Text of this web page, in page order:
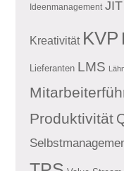
Ideenmanagement JIT
Kreativität KVP
Lieferanten LMS
Produktivität